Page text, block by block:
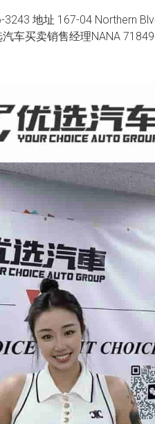
3243 地址 167-04 Northern
车买卖销售经理NANA